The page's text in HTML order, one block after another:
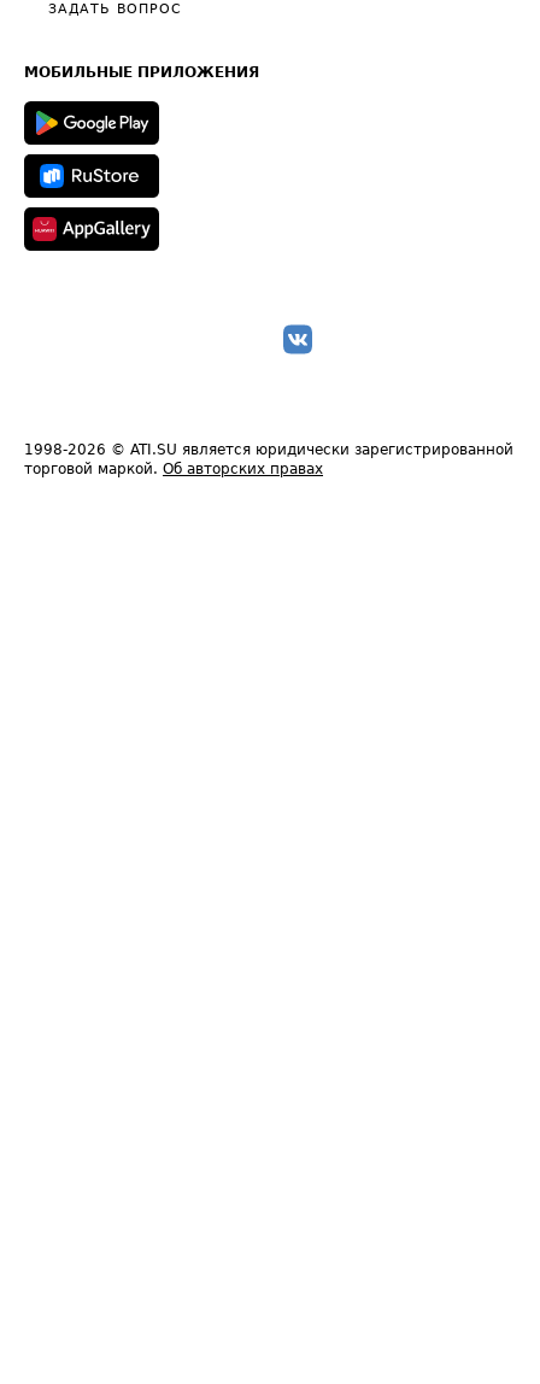
Общие положения
Техническая информация
ЗАДАТЬ ВОПРОС
МОБИЛЬНЫЕ ПРИЛОЖЕНИЯ
1998-2026 © ATI.SU является юридически зарегистрированной
торговой маркой. Об авторских правах